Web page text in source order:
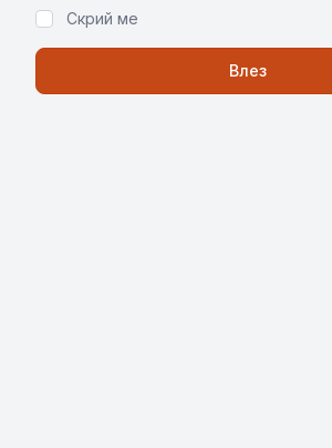
Скрий ме
Влез